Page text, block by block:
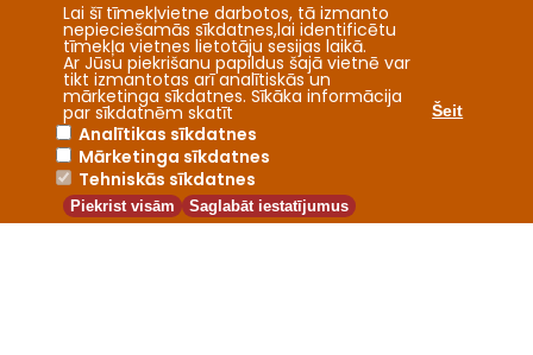
Pieteikums ISBN/ISSN saņemšanai
2026 © LBTU Fundamentālā bibliotēka
BIS “ALEPH500” Privātuma politika
Lai šī tīmekļvietne darbotos, tā izmanto
nepieciešamās sīkdatnes,lai identificētu
tīmekļa vietnes lietotāju sesijas laikā.
Ar Jūsu piekrišanu papildus šajā vietnē var
tikt izmantotas arī analītiskās un
mārketinga sīkdatnes. Sīkāka informācija
par sīkdatnēm skatīt Šeit
Analītikas sīkdatnes
Mārketinga sīkdatnes
Tehniskās sīkdatnes
Saglabāt iestatījumus
Piekrist visām